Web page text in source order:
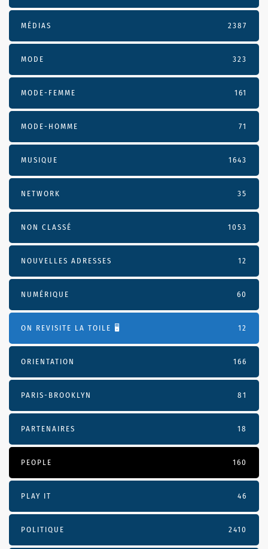
MÉDIAS 2387
MODE 323
MODE-FEMME 161
MODE-HOMME 71
MUSIQUE 1643
NETWORK 35
NON CLASSÉ 1053
NOUVELLES ADRESSES 12
NUMÉRIQUE 60
ON REVISITE LA TOILE 🖥️ 12
ORIENTATION 166
PARIS-BROOKLYN 81
PARTENAIRES 18
PEOPLE 160
PLAY IT 46
POLITIQUE 2410